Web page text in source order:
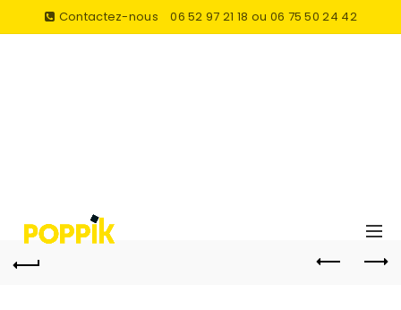
Contactez-nous 06 52 97 21 18 ou 06 75 50 24 42